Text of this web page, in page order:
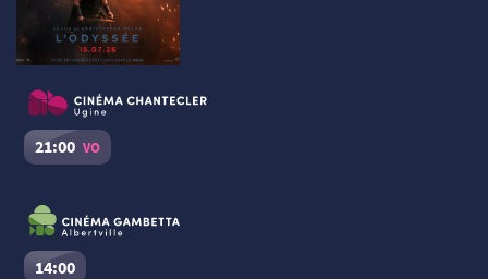
21:00 VO
L’Odyssée
Cinéma Le Chantecler – Ugine :
14:00